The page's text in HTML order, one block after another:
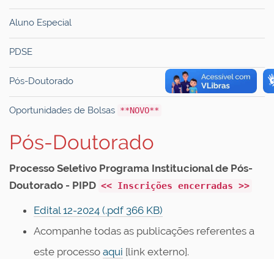
Aluno Especial
PDSE
Pós-Doutorado
Oportunidades de Bolsas **NOVO**
Pós-Doutorado
Processo Seletivo Programa Institucional de Pós-
Doutorado - PIPD << Inscrições encerradas >>
Edital 12-2024 (.pdf 366 KB)
Acompanhe todas as publicações referentes a
este processo aqui [link externo].